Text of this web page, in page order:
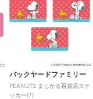
バックヤードファミリー
PEANUTS まじかる百貨店ステ
ッカー(7)